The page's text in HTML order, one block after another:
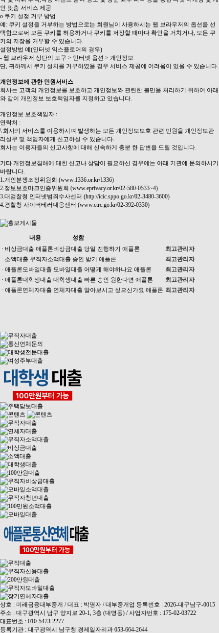
인 맞춤 서비스 제공
ο 쿠키 설정 거부 방법
예: 쿠키 설정을 거부하는 방법으로는 회원님이 사용하시는 웹 브라우저의 옵션을 선
택함으로써 모든 쿠키를 허용하거나 쿠키를 저장할 때마다 확인을 거치거나, 모든 쿠
키의 저장을 거부할 수 있습니다.
설정방법 예(인터넷 익스플로어의 경우)
- 웹 브라우저 상단의 도구 > 인터넷 옵션 > 개인정보
단, 귀하께서 쿠키 설치를 거부하였을 경우 서비스 제공에 어려움이 있을 수 있습니다.
개인정보에 관한 민원서비스
회사는 고객의 개인정보를 보호하고 개인정보와 관련한 불만을 처리하기 위하여 아래
와 같이 개인정보 보호책임자를 지정하고 있습니다.
개인정보 보호책임자 :
연락처 :
\ 회사의 서비스를 이용하시며 발생하는 모든 개인정보보호 관련 민원을 개인정보관
리실무 및 책임자에게 신고하실 수 있습니다.
회사는 이용자들의 신고사항에 대해 신속하게 충분 한 답변을 드릴 것입니다.
기타 개인정보침해에 대한 신고나 상담이 필요하신 경우에는 아래 기관에 문의하시기
바랍니다.
1.개인분쟁조정위원회 (www.1336.or.kr/1336)
2.정보보호마크인증위원회 (www.eprivacy.or.kr/02-580-0533~4)
3.대검찰청 인터넷범죄수사센터 (http://icic.sppo.go.kr/02-3480-3600)
4.경찰청 사이버테러대응센터 (www.ctrc.go.kr/02-392-0330)
내용
성함
· 비상금대출 애플론비상금대출 당일 진행하기 애플론
최고관리자
· 소액대출 무직자소액대출 승인 받기 애플론
최고관리자
· 애플론모바일대출 모바일대출 어떻게 해야하나요 애플론
최고관리자
· 애플론대학생대출 대학생대출 빠른 승인 원한다면 애플론
최고관리자
· 애플론연체자대출 연체자대출 알아보시고 싶으신가요 애플론 최고관리자
상호 : 미래금융대부중개 / 대표 : 박명자 / 대부중개업 등록번호 : 2026-대구남구-0015
주소 : 대구광역시 남구 양지로 20-1, 3층 (대명동) / 사업자번호 : 175-02-03722
대표번호 : 010-5473-2277
등록기관 : 대구광역시 남구청 경제일자리과 053-664-2644